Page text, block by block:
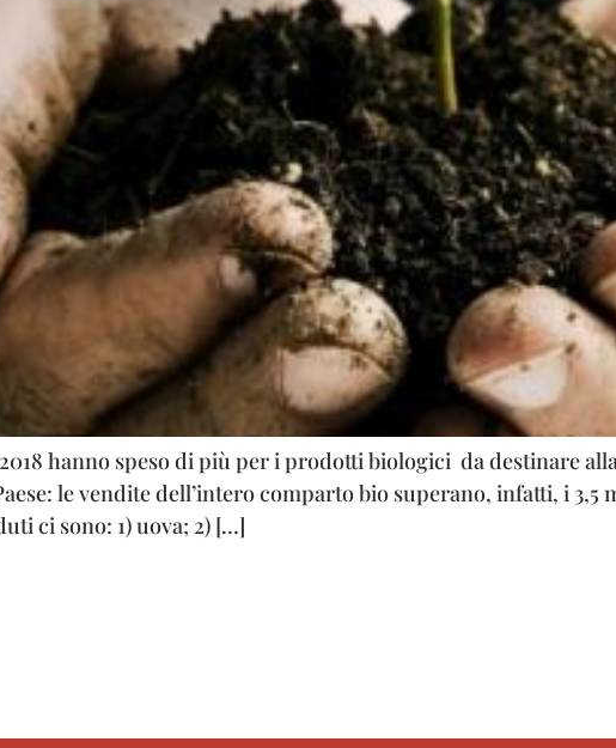
hanno speso di più per i prodotti biologici da destinare
le vendite dell’intero comparto bio superano, infatti, i 3,5
ci sono: 1) uova; 2) […]